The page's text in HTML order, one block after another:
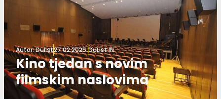
Autor:Dulist27.02.2025.DuList IN
Kino tjedan s novim
filmskim naslovima